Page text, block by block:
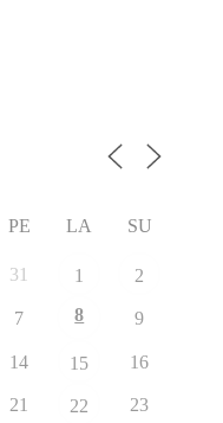
PE LA SU
31 1 2
7 8 9
14 15 16
21 22 23